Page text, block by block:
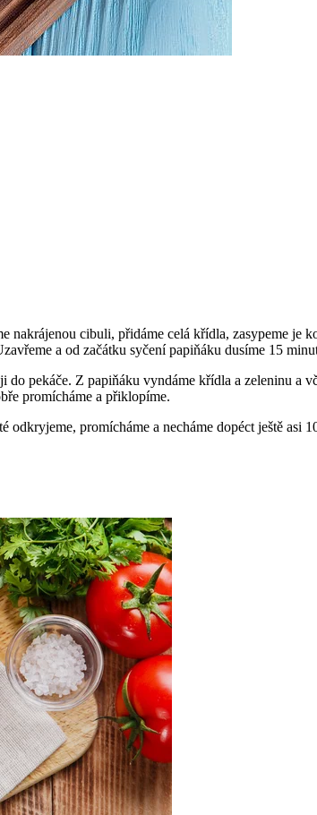
nakrájenou cibuli, přidáme celá křídla, zasypeme je
a od začátku syčení papiňáku dusíme 15
pekáče. Z papiňáku vyndáme křídla a zeleninu a
promícháme a přiklopíme.
promícháme a necháme dopéct ještě asi